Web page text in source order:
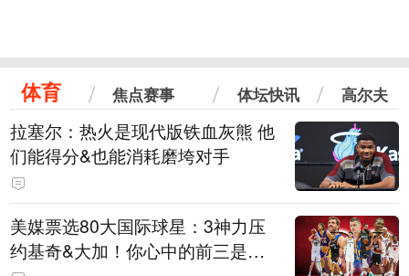
体育 焦点赛事 体坛快讯 高尔夫
拉塞尔：热火是现代版铁血灰熊 他
们能得分&也能消耗磨垮对手
美媒票选80大国际球星：3神力压
约基奇&大加！你心中的前三是